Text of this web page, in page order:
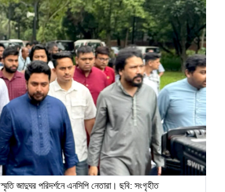
জাদুঘর পরিদর্শনে এনসিপি নেতারা। ছবি: সংগৃহীত